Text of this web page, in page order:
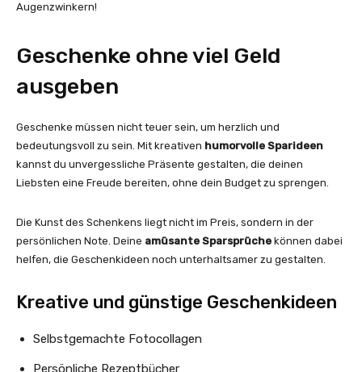
Augenzwinkern!
Geschenke ohne viel Geld
ausgeben
Geschenke müssen nicht teuer sein, um herzlich und
bedeutungsvoll zu sein. Mit kreativen humorvolle Sparideen
kannst du unvergessliche Präsente gestalten, die deinen
Liebsten eine Freude bereiten, ohne dein Budget zu sprengen.
Die Kunst des Schenkens liegt nicht im Preis, sondern in der
persönlichen Note. Deine amüsante Sparsprüche können dabei
helfen, die Geschenkideen noch unterhaltsamer zu gestalten.
Kreative und günstige Geschenkideen
Selbstgemachte Fotocollagen
Persönliche Rezeptbücher